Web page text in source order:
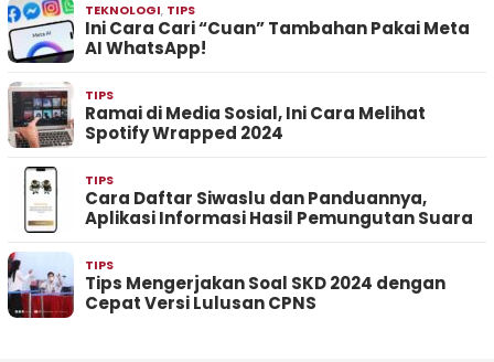
TEKNOLOGI, TIPS
Ini Cara Cari “Cuan” Tambahan Pakai Meta
AI WhatsApp!
TIPS
Ramai di Media Sosial, Ini Cara Melihat
Spotify Wrapped 2024
TIPS
Cara Daftar Siwaslu dan Panduannya,
Aplikasi Informasi Hasil Pemungutan Suara
TIPS
Tips Mengerjakan Soal SKD 2024 dengan
Cepat Versi Lulusan CPNS